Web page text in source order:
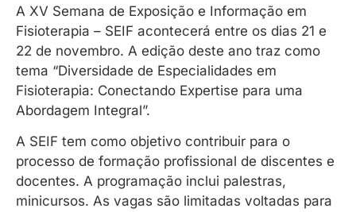
A XV Semana de Exposição e Informação em
Fisioterapia – SEIF acontecerá entre os dias 21 e
22 de novembro. A edição deste ano traz como
tema “Diversidade de Especialidades em
Fisioterapia: Conectando Expertise para uma
Abordagem Integral”.
A SEIF tem como objetivo contribuir para o
processo de formação profissional de discentes e
docentes. A programação inclui palestras,
minicursos. As vagas são limitadas voltadas para